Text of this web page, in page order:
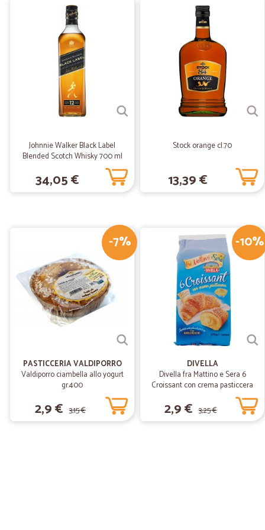
Johnnie Walker Black Label
Blended Scotch Whisky 700 ml
34,05 €
Stock orange cl.70
13,39 €
-7%
PASTICCERIA VALDIPORRO
Valdiporro ciambella allo yogurt
gr.400
2,9 € 3,15 €
-10%
DIVELLA
Divella fra Mattino e Sera 6
Croissant con crema pasticcera
2,9 € 3,25 €